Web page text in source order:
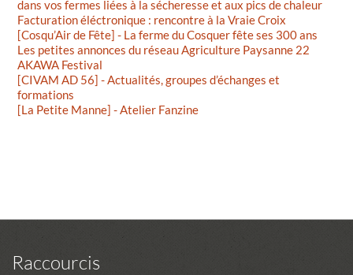
dans vos fermes liées à la sécheresse et aux pics de chaleur
Facturation éléctronique : rencontre à la Vraie Croix
[Cosqu’Air de Fête] - La ferme du Cosquer fête ses 300 ans
Les petites annonces du réseau Agriculture Paysanne 22
AKAWA Festival
[CIVAM AD 56] - Actualités, groupes d’échanges et
formations
[La Petite Manne] - Atelier Fanzine
Raccourcis